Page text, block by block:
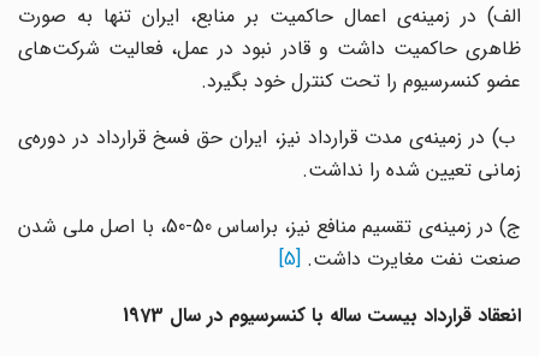
الف) در زمینه‌ی اعمال حاکمیت بر منابع، ایران تنها به صورت
ظاهری حاکمیت داشت و قادر نبود در عمل، فعالیت شرکت‌های
عضو کنسرسیوم را تحت کنترل خود بگیرد.
ب) در زمینه‌ی مدت قرارداد نیز، ایران حق فسخ قرارداد در دوره‌ی
زمانی تعیین شده را نداشت.
ج) در زمینه‌ی تقسیم منافع نیز، براساس 50-50، با اصل ملی شدن
صنعت نفت مغایرت داشت.[5]
انعقاد قرارداد بیست ساله با کنسرسیوم در سال 1973